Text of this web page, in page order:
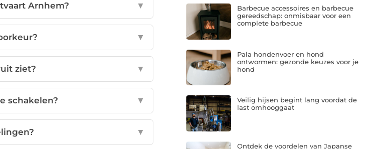
Arnhem? ▼
▼
ziet? ▼
schakelen? ▼
▼
Barbecue accessoires en barbecue
gereedschap: onmisbaar voor een
complete barbecue
Pala hondenvoer en hond
ontwormen: gezonde keuzes voor je
hond
Veilig hijsen begint lang voordat de
last omhooggaat
Ontdek de voordelen van Japanse